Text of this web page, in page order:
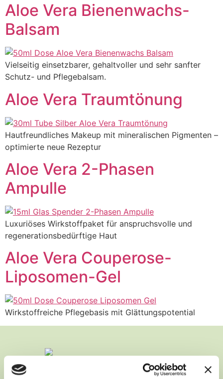
Aloe Vera Bienenwachs-
Balsam
Vielseitig einsetzbarer, gehaltvoller und sehr sanfter
Schutz- und Pflegebalsam.
Aloe Vera Traumtönung
Hautfreundliches Makeup mit mineralischen Pigmenten –
optimierte neue Rezeptur
Aloe Vera 2-Phasen
Ampulle
Luxuriöses Wirkstoffpaket für anspruchsvolle und
regenerationsbedürftige Haut
Aloe Vera Couperose-
Liposomen-Gel
Wirkstoffreiche Pflegebasis mit Glättungspotential